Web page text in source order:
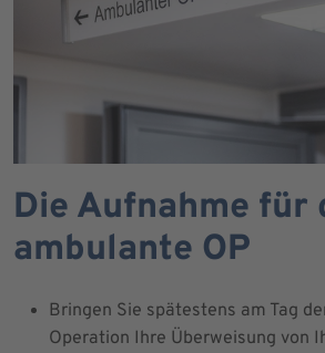
Die Aufnahme für
ambulante OP
Bringen Sie spätestens am Tag
Operation Ihre Überweisung von